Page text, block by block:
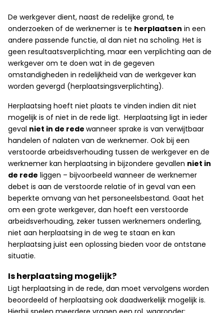
De werkgever dient, naast de redelijke grond, te
onderzoeken of de werknemer is te herplaatsen in een
andere passende functie, al dan niet na scholing. Het is
geen resultaatsverplichting, maar een verplichting aan de
werkgever om te doen wat in de gegeven
omstandigheden in redelijkheid van de werkgever kan
worden gevergd (herplaatsingsverplichting).
Herplaatsing hoeft niet plaats te vinden indien dit niet
mogelijk is of niet in de rede ligt. Herplaatsing ligt in ieder
geval niet in de rede wanneer sprake is van verwijtbaar
handelen of nalaten van de werknemer. Ook bij een
verstoorde arbeidsverhouding tussen de werkgever en de
werknemer kan herplaatsing in bijzondere gevallen niet in
de rede liggen – bijvoorbeeld wanneer de werknemer
debet is aan de verstoorde relatie of in geval van een
beperkte omvang van het personeelsbestand. Gaat het
om een grote werkgever, dan hoeft een verstoorde
arbeidsverhouding, zeker tussen werknemers onderling,
niet aan herplaatsing in de weg te staan en kan
herplaatsing juist een oplossing bieden voor de ontstane
situatie.
Is herplaatsing mogelijk?
Ligt herplaatsing in de rede, dan moet vervolgens worden
beoordeeld of herplaatsing ook daadwerkelijk mogelijk is.